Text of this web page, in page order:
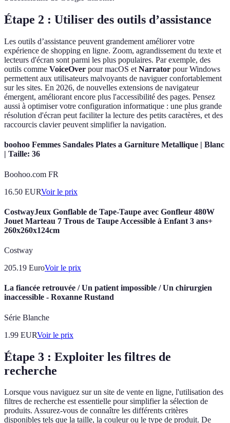
Étape 2 : Utiliser des outils d’assistance
Les outils d’assistance peuvent grandement améliorer votre
expérience de shopping en ligne. Zoom, agrandissement du texte et
lecteurs d'écran sont parmi les plus populaires. Par exemple, des
outils comme VoiceOver pour macOS et Narrator pour Windows
permettent aux utilisateurs malvoyants de naviguer confortablement
sur les sites. En 2026, de nouvelles extensions de navigateur
émergent, améliorant encore plus l'accessibilité des pages. Pensez
aussi à optimiser votre configuration informatique : une plus grande
résolution d'écran peut faciliter la lecture des petits caractères, et des
raccourcis clavier peuvent simplifier la navigation.
boohoo Femmes Sandales Plates a Garniture Metallique | Blanc
| Taille: 36
Boohoo.com FR
16.50 EURVoir le prix
CostwayJeux Gonflable de Tape-Taupe avec Gonfleur 480W
Jouet Marteau 7 Trous de Taupe Accessible à Enfant 3 ans+
260x260x124cm
Costway
205.19 EuroVoir le prix
La fiancée retrouvée / Un patient impossible / Un chirurgien
inaccessible - Roxanne Rustand
Série Blanche
1.99 EURVoir le prix
Étape 3 : Exploiter les filtres de
recherche
Lorsque vous naviguez sur un site de vente en ligne, l'utilisation des
filtres de recherche est essentielle pour simplifier la sélection de
produits. Assurez-vous de connaître les différents critères
disponibles tels que la taille, la couleur ou le type de produit. De